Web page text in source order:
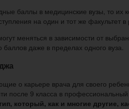
баллы в медицинские вузы, то их
на один и тот же
меняться в зависимости от
баллов даже в пределах одного вуза.
о карьере врача для своего
после 9 класса в
который, как и многие другие,